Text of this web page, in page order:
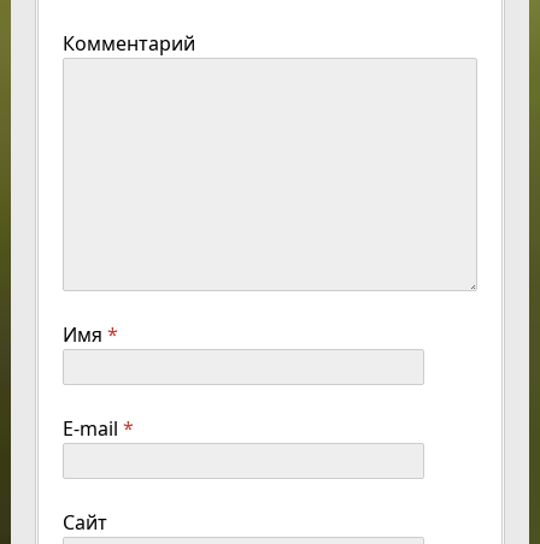
Комментарий
Имя *
E-mail *
Сайт